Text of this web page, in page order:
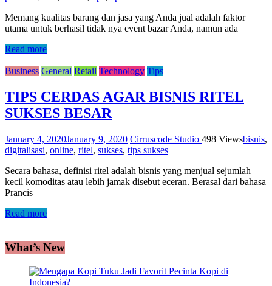
Memang kualitas barang dan jasa yang Anda jual adalah faktor
utama untuk berhasil tidak nya event bazar Anda, namun ada
Read more
Business General Retail Technology Tips
TIPS CERDAS AGAR BISNIS RITEL
SUKSES BESAR
January 4, 2020January 9, 2020 Cirruscode Studio 498 Viewsbisnis,
digitalisasi, online, ritel, sukses, tips sukses
Secara bahasa, definisi ritel adalah bisnis yang menjual sejumlah
kecil komoditas atau lebih jamak disebut eceran. Berasal dari bahasa
Prancis
Read more
What’s New